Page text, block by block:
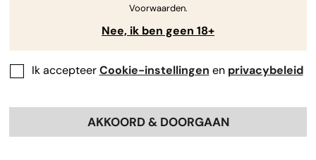
Cannabis Lifestyle BlogsVoorwaarden.
Nee, ik ben geen 18+
Ik accepteerCookie-instellingen en privacybeleid
AKKOORD & DOORGAAN